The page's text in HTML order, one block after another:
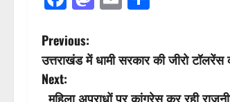
P
o
Previous:
उत्तराखंड में धामी सरकार की जीरो टॉलरेंस
Next:
महिला अपराधों पर कांग्रेस कर रही